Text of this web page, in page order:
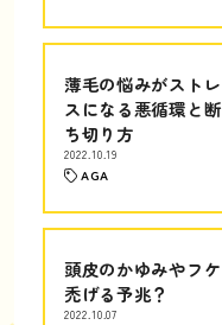
薄毛の悩みがストレ
スになる悪循環と断
ち切り方
2022.10.19
AGA
頭皮のかゆみやフケ
禿げる予兆？
2022.10.07